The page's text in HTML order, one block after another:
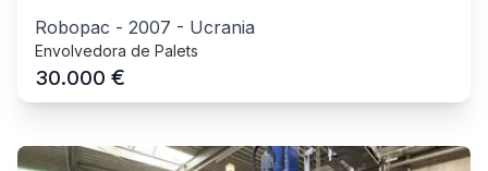
Robopac - 2007 - Ucrania
Envolvedora de Palets
30.000 €